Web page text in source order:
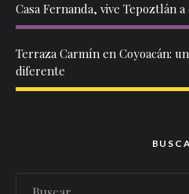
Casa Fernanda, vive Tepoztlán
Terraza Carmín en Coyoacán:
diferente